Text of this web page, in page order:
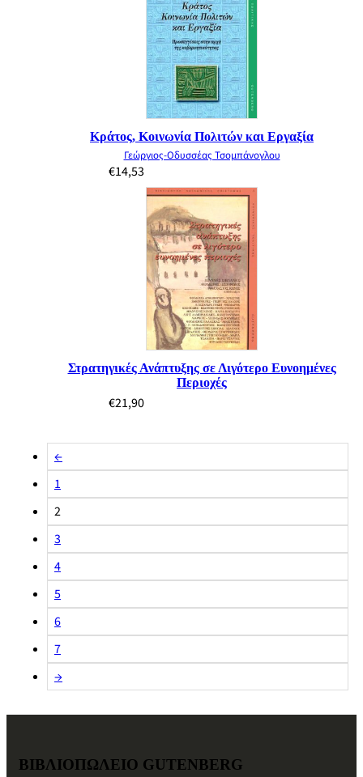
Κράτος, Κοινωνία Πολιτών και Εργαξία
Γεώργιος-Οδυσσέας Τσομπάνογλου
€14,53
Στρατηγικές Ανάπτυξης σε Λιγότερο Ευνοημένες
Περιοχές
€21,90
←
1
2
3
4
5
6
7
→
ΒΙΒΛΙΟΠΩΛΕΙΟ GUTENBERG